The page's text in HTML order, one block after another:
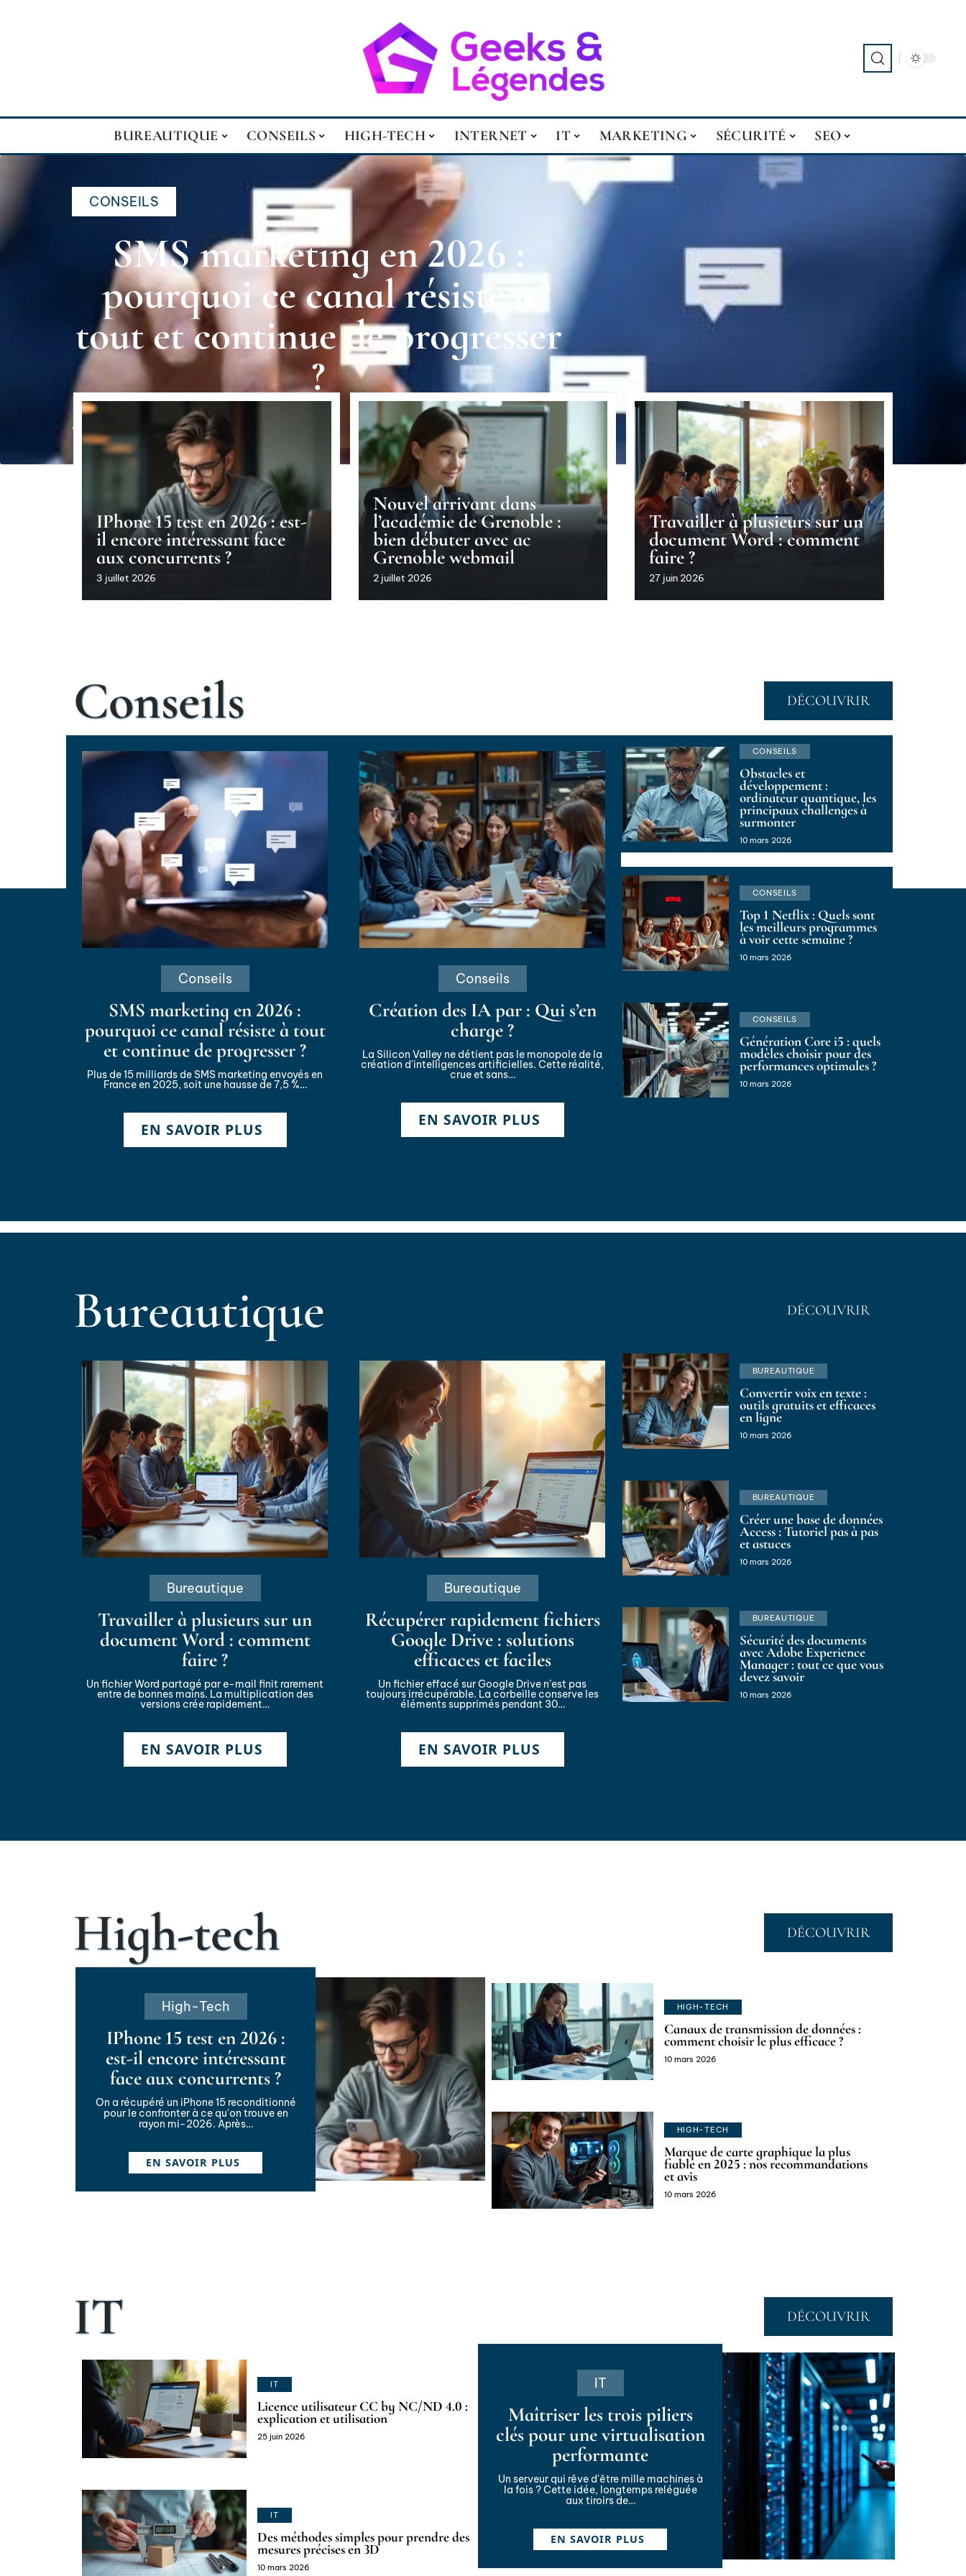
BUREAUTIQUE CONSEILS HIGH-TECH INTERNET IT MARKETING SÉCURITÉ SEO
CONSEILS
SMS marketing en 2026 :
pourquoi ce canal résiste à
tout et continue de progresser
?
8 juillet 2026
IPhone 15 test en 2026 : est-
il encore intéressant face
aux concurrents ?
3 juillet 2026
Nouvel arrivant dans
l’académie de Grenoble :
bien débuter avec ac
Grenoble webmail
2 juillet 2026
Travailler à plusieurs sur un
document Word : comment
faire ?
27 juin 2026
Conseils DÉCOUVRIR
Conseils
SMS marketing en 2026 :
pourquoi ce canal résiste à tout
et continue de progresser ?
Plus de 15 milliards de SMS marketing envoyés en
France en 2025, soit une hausse de 7,5 %…
EN SAVOIR PLUS
Conseils
Création des IA par : Qui s’en
charge ?
La Silicon Valley ne détient pas le monopole de la
création d'intelligences artificielles. Cette réalité,
crue et sans…
EN SAVOIR PLUS
CONSEILS
Obstacles et
développement :
ordinateur quantique, les
principaux challenges à
surmonter
10 mars 2026
CONSEILS
Top 1 Netflix : Quels sont
les meilleurs programmes
à voir cette semaine ?
10 mars 2026
CONSEILS
Génération Core i5 : quels
modèles choisir pour des
performances optimales ?
10 mars 2026
Bureautique DÉCOUVRIR
Bureautique
Travailler à plusieurs sur un
document Word : comment
faire ?
Un fichier Word partagé par e-mail finit rarement
entre de bonnes mains. La multiplication des
versions crée rapidement…
EN SAVOIR PLUS
Bureautique
Récupérer rapidement fichiers
Google Drive : solutions
efficaces et faciles
Un fichier effacé sur Google Drive n’est pas
toujours irrécupérable. La corbeille conserve les
éléments supprimés pendant 30…
EN SAVOIR PLUS
BUREAUTIQUE
Convertir voix en texte :
outils gratuits et efficaces
en ligne
10 mars 2026
BUREAUTIQUE
Créer une base de données
Access : Tutoriel pas à pas
et astuces
10 mars 2026
BUREAUTIQUE
Sécurité des documents
avec Adobe Experience
Manager : tout ce que vous
devez savoir
10 mars 2026
High-tech DÉCOUVRIR
High-Tech
IPhone 15 test en 2026 :
est-il encore intéressant
face aux concurrents ?
On a récupéré un iPhone 15 reconditionné
pour le confronter à ce qu'on trouve en
rayon mi-2026. Après…
EN SAVOIR PLUS
HIGH-TECH
Canaux de transmission de données :
comment choisir le plus efficace ?
10 mars 2026
HIGH-TECH
Marque de carte graphique la plus
fiable en 2025 : nos recommandations
et avis
10 mars 2026
IT DÉCOUVRIR
IT
Licence utilisateur CC by NC/ND 4.0 :
explication et utilisation
25 juin 2026
IT
Des méthodes simples pour prendre des
mesures précises en 3D
10 mars 2026
IT
Maîtriser les trois piliers
clés pour une virtualisation
performante
Un serveur qui rêve d'être mille machines à
la fois ? Cette idée, longtemps reléguée
aux tiroirs de…
EN SAVOIR PLUS